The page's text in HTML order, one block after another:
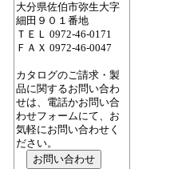
大分県佐伯市弥生大字
細田９０１番地
ＴＥＬ 0972-46-0171
ＦＡＸ 0972-46-0047
カタログのご請求・製
品に関するお問い合わ
せは、電話かお問い合
わせフォームにて、お
気軽にお問い合わせく
ださい。
お問い合わせ